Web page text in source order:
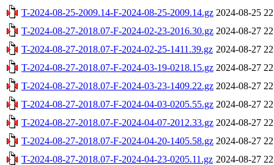
T-2024-08-25-2009.14-F-2024-08-25-2009.14.gz 2024-08-25
T-2024-08-27-2018.07-F-2024-02-23-2016.30.gz 2024-08-27
T-2024-08-27-2018.07-F-2024-02-25-1411.39.gz 2024-08-27
T-2024-08-27-2018.07-F-2024-03-19-0218.15.gz 2024-08-27
T-2024-08-27-2018.07-F-2024-03-23-1409.22.gz 2024-08-27
T-2024-08-27-2018.07-F-2024-04-03-0205.55.gz 2024-08-27
T-2024-08-27-2018.07-F-2024-04-07-2012.33.gz 2024-08-27
T-2024-08-27-2018.07-F-2024-04-20-1405.58.gz 2024-08-27
T-2024-08-27-2018.07-F-2024-04-23-0205.11.gz 2024-08-27